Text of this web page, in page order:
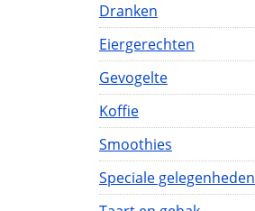
Dranken
Eiergerechten
Gevogelte
Koffie
Smoothies
Speciale gelegenheden